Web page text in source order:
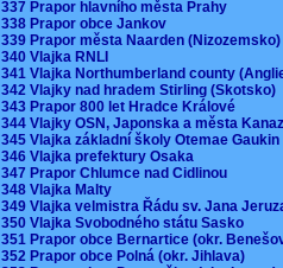
337 Prapor hlavního města Prahy
338 Prapor obce Jankov
339 Prapor města Naarden
340 Vlajka RNLI
341 Vlajka Northumberland county
342 Vlajky nad hradem Stirling (Skotsko)
343 Prapor 800 let Hradce Králové
344 Vlajky OSN, Japonska a města
345 Vlajka základní školy Otemae
346 Vlajka prefektury Osaka
347 Prapor Chlumce nad Cidlinou
348 Vlajka Malty
349 Vlajka velmistra Řádu sv. Jana
350 Vlajka Svobodného státu Sasko
351 Prapor obce Bernartice (okr.
352 Prapor obce Polná (okr. Jihlava)